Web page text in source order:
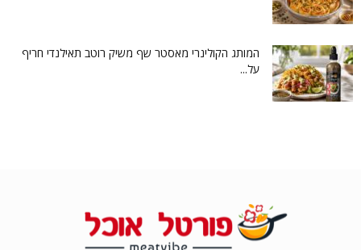
המותג הקולינרי מאסטר שף משיק רוטב תאילנדי חריף
על...